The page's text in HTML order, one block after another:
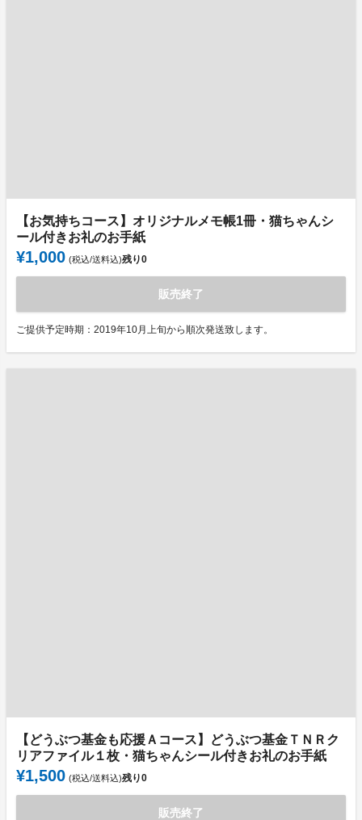
【お気持ちコース】オリジナルメモ帳1冊・猫ちゃんシ
ール付きお礼のお手紙
¥1,000 (税込/送料込)残り0
販売終了
ご提供予定時期：2019年10月上旬から順次発送致します。
【どうぶつ基金も応援Ａコース】どうぶつ基金ＴＮＲク
リアファイル１枚・猫ちゃんシール付きお礼のお手紙
¥1,500 (税込/送料込)残り0
販売終了